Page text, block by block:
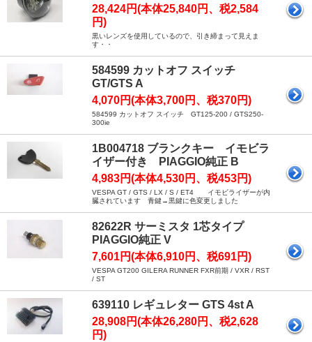
28,424円(本体25,840円、税2,584
円)
黒いレンズを使用しているので、引き締まって見えま
す・・
584599 カットオフ スイッチ
GT/GTS A
4,070円(本体3,700円、税370円)
584599 カットオフ スイッチ GT125-200 / GTS250-
300ie
1B004718 ブランクキー イモビラ
イザー付き PIAGGIO純正 B
4,983円(本体4,530円、税453円)
VESPA GT / GTS / LX / S / ET4 イモビライザーが内
臓されています 青鍵→黒鍵に色変更しました
82622R サーミスタ 1芯タイプ
PIAGGIO純正 V
7,601円(本体6,910円、税691円)
VESPA GT200 GILERA RUNNER FXR前期 / VXR / RST
/ ST
639110 レギュレター GTS 4st A
28,908円(本体26,280円、税2,628
円)